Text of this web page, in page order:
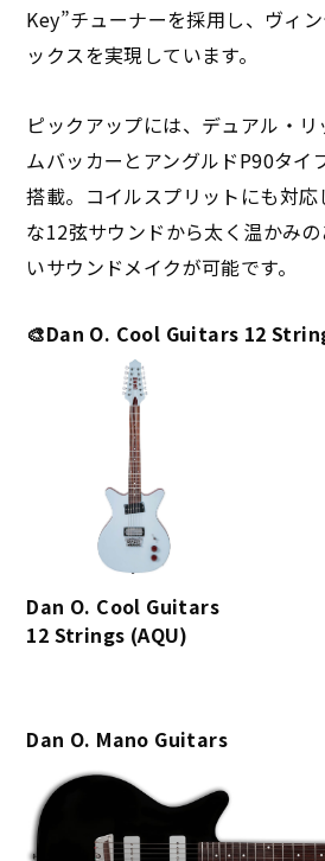
Key”チューナーを採用し、ヴィ
ックスを実現しています。
ピックアップには、デュアル・
ムバッカーとアングルドP90タイ
搭載。コイルスプリットにも対
な12弦サウンドから太く温かみ
いサウンドメイクが可能です。
🎨Dan O. Cool Guitars 12
Dan O. Cool Guitars
12 Strings (AQU)
Dan O. Mano Guitars